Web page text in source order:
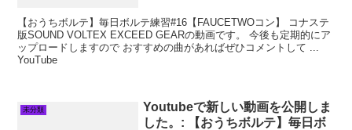
【おうちボルテ】毎日ボルテ練習#16【FAUCETWOコン】 コナステ
版SOUND VOLTEX EXCEED GEARの動画です。 今後も定期的にア
ップロードしますので おすすめの曲があればぜひコメントして ...
YouTube
未分類
Youtubeで新しい動画を公開しま
した。: 【おうちボルテ】毎日ボ